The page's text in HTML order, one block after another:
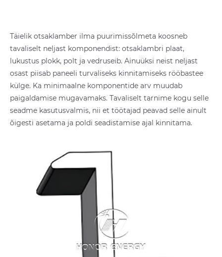
Täielik otsaklamber ilma puurimissõlmeta koosneb
tavaliselt neljast komponendist: otsaklambri plaat,
lukustus plokk, polt ja vedruseib. Ainuüksi neist neljast
osast piisab paneeli turvaliseks kinnitamiseks rööbastee
külge. Ka minimaalne komponentide arv muudab
paigaldamise mugavamaks. Tavaliselt tarnime kogu selle
seadme kasutusvalmis, nii et töötajad peavad selle ainult
õigesti asetama ja poldi seadistamise ajal kinnitama.